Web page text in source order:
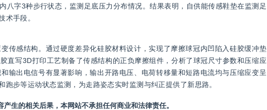
字3种步行状态，监测足底压力分布情况。结果表明，自供能传感鞋垫在监测足
术手段。
传感结构。通过硬度差异化硅胶材料设计，实现了摩擦球冠内凹陷入硅胶缓冲垫
直写3D打印工艺制备了传感结构的正负摩擦组件，分析了球冠尺寸参数和压缩应
输出电信号有显著影响，输出开路电压、电荷转移量和短路电流均与压缩应变呈
步等运动状态监测，为走路姿态实时监测与纠正提供了新思路。
生的相关后果，本网站不承担任何商业和法律责任。